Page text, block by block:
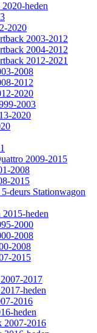
heden
2020
2003-2012
2004-2012
2012-2021
2008
2012
2020
2003
2020
2009-2015
2008
2015
deurs Stationwagon
heden
2000
2008
2008
2015
2017
heden
2016
heden
2007-2016